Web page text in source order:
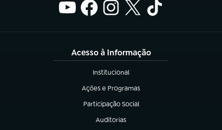
Acesso à Informação
Institucional
(abre em nova aba)
Ações e Programas
(abre em nova aba)
Participação Social
(abre em nova aba)
Auditorias
(abre em nova aba)